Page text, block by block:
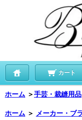
カート
ホーム ＞手芸・裁縫用品
ホーム ＞ メーカー・ブ